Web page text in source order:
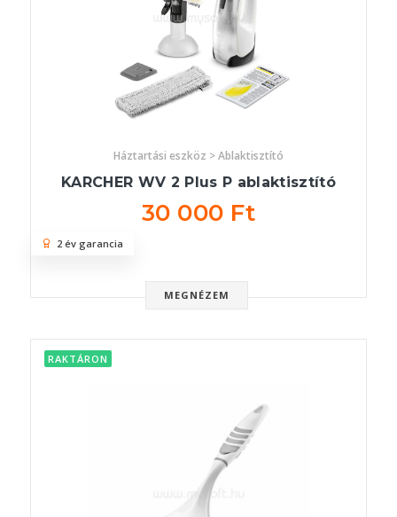
Háztartási eszköz > Ablaktisztító
KARCHER WV 2 Plus P ablaktisztító
30 000 Ft
MEGNÉZEM
2 év garancia
RAKTÁRON